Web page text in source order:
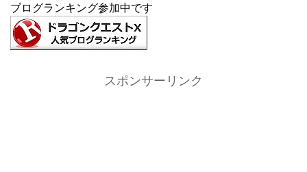
ブログランキング参加中です
スポンサーリンク